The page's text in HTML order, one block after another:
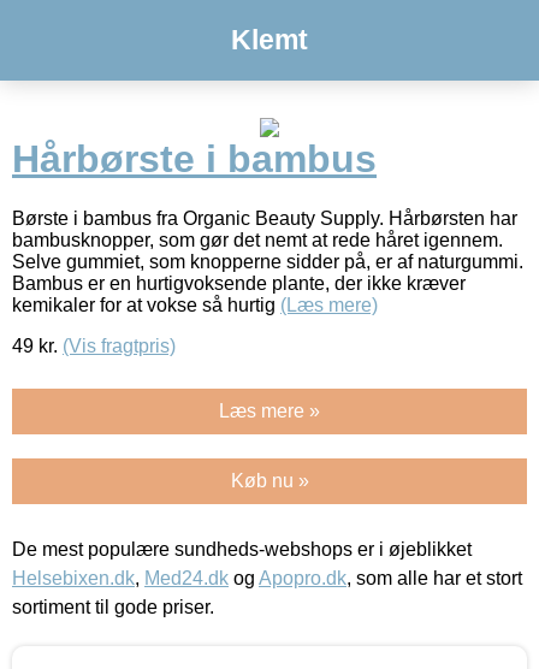
Klemt
Hårbørste i bambus
Børste i bambus fra Organic Beauty Supply. Hårbørsten har
bambusknopper, som gør det nemt at rede håret igennem.
Selve gummiet, som knopperne sidder på, er af naturgummi.
Bambus er en hurtigvoksende plante, der ikke kræver
kemikaler for at vokse så hurtig (Læs mere)
49 kr. (Vis fragtpris)
Læs mere »
Køb nu »
De mest populære sundheds-webshops er i øjeblikket
Helsebixen.dk, Med24.dk og Apopro.dk, som alle har et stort
sortiment til gode priser.